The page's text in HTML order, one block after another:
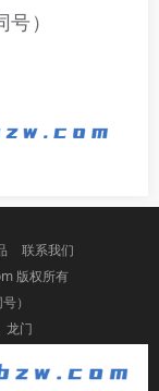
号）
联系我们
版权所有
）
龙门